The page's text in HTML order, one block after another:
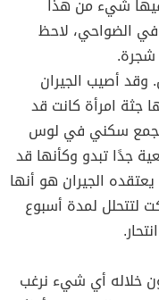
شيء من هذا
الضواحي، لاحظ
شجرة.
وقد أصيب الجيران
جثة امرأة كانت قد
مجمع سكني في لوس
جدًا تبدو وكأنها قد
الجيران هو أنها
لتتحلل لمدة أسبوع
خلاله أي شيء نرغب